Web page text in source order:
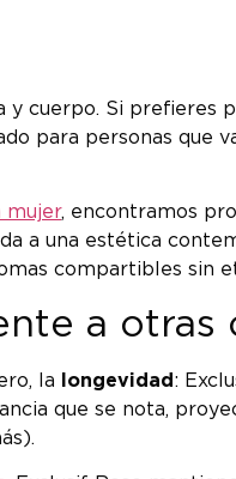
cuerpo. Si prefieres
para personas que
mujer, encontramos
a una estética
compartibles sin
a otras
la longevidad :
que se nota,